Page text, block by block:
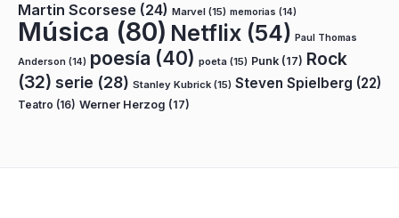
Martin Scorsese (24) Marvel (15) memorias (14)
Música (80) Netflix (54) Paul Thomas
Anderson (14) poesía (40) poeta (15) Punk (17) Rock
(32) serie (28) Stanley Kubrick (15) Steven Spielberg (22)
Teatro (16) Werner Herzog (17)